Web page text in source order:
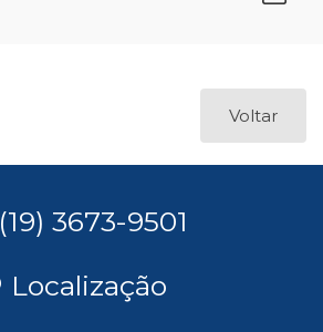
Voltar
(19) 3673-9501
Localização